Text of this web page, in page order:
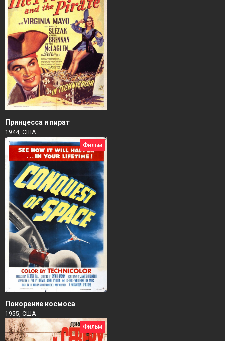
Принцесса и пират
1944, США
Фильм
Покорение космоса
1955, США
Фильм